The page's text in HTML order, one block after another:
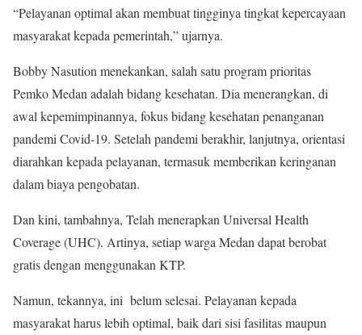
“Pelayanan optimal akan membuat tingginya tingkat kepercayaan
masyarakat kepada pemerintah,” ujarnya.
Bobby Nasution menekankan, salah satu program prioritas
Pemko Medan adalah bidang kesehatan. Dia menerangkan, di
awal kepemimpinannya, fokus bidang kesehatan penanganan
pandemi Covid-19. Setelah pandemi berakhir, lanjutnya, orientasi
diarahkan kepada pelayanan, termasuk memberikan keringanan
dalam biaya pengobatan.
Dan kini, tambahnya, Telah menerapkan Universal Health
Coverage (UHC). Artinya, setiap warga Medan dapat berobat
gratis dengan menggunakan KTP.
Namun, tekannya, ini belum selesai. Pelayanan kepada
masyarakat harus lebih optimal, baik dari sisi fasilitas maupun